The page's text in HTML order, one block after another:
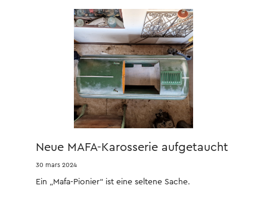
Neue MAFA-Karosserie aufgetaucht
30 mars 2024
Ein „Mafa-Pionier“ ist eine seltene Sache.